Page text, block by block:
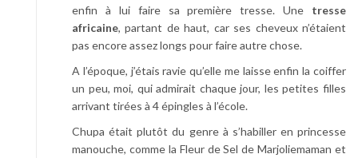
enfin à lui faire sa première tresse. Une tresse
africaine, partant de haut, car ses cheveux n’étaient
pas encore assez longs pour faire autre chose.
A l’époque, j’étais ravie qu’elle me laisse enfin la coiffer
un peu, moi, qui admirait chaque jour, les petites filles
arrivant tirées à 4 épingles à l’école.
Chupa était plutôt du genre à s’habiller en princesse
manouche, comme la Fleur de Sel de Marjoliemaman et